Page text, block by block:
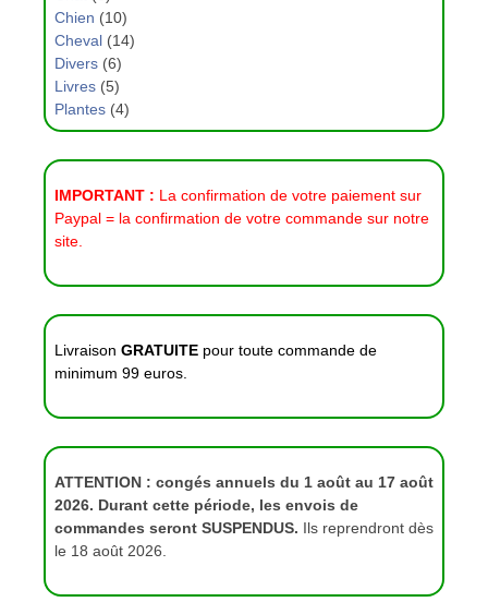
Chien (10)
Cheval (14)
Divers (6)
Livres (5)
Plantes (4)
IMPORTANT : La confirmation de votre paiement sur
Paypal = la confirmation de votre commande sur notre
site.
Livraison GRATUITE pour toute commande de
minimum 99 euros.
ATTENTION : congés annuels du 1 août au 17 août
2026. Durant cette période, les envois de
commandes seront SUSPENDUS. Ils reprendront dès
le 18 août 2026.